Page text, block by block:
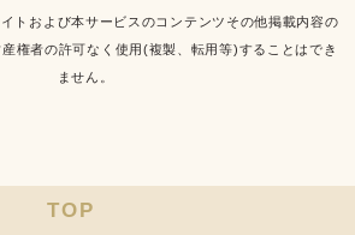
トおよび本サービスのコンテンツその他掲載内容の
権者の許可なく使用(複製、転用等)することはでき
ません。
TOP